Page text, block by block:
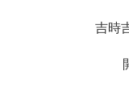
吉時